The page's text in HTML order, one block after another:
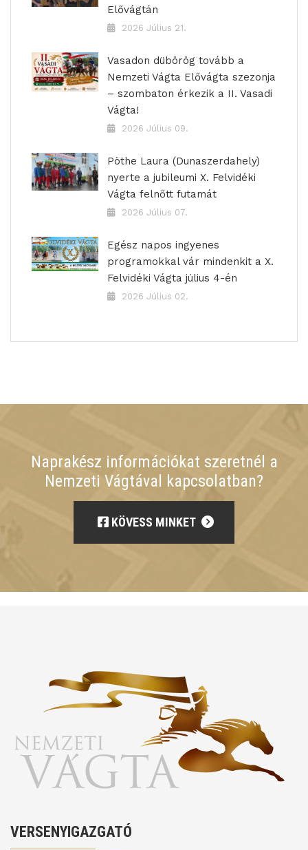
Elővágtán
2026 Július 21.
Vasadon dübörög tovább a
Nemzeti Vágta Elővágta szezonja
– szombaton érkezik a II. Vasadi
Vágta!
2026 Július 09.
Pöthe Laura (Dunaszerdahely)
nyerte a jubileumi X. Felvidéki
Vágta felnőtt futamát
2026 Július 07.
Egész napos ingyenes
programokkal vár mindenkit a X.
Felvidéki Vágta július 4-én
2026 Július 02.
Naprakész információkat szeretnél a
Nemzeti Vágtával kapcsolatban?
KÖVESS MINKET
VERSENYIGAZGATÓ